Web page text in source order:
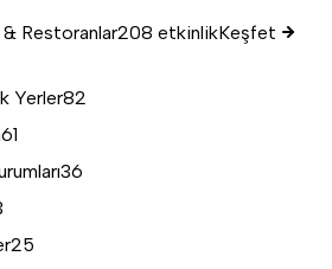
Restoranlar208 etkinlikKeşfet
Yerler82
61
36
25